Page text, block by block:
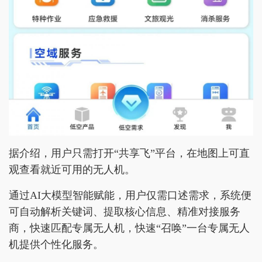
据介绍，用户只需打开“共享飞”平台，在地图上可直
观查看就近可用的无人机。
通过AI大模型智能赋能，用户仅需口述需求，系统便
可自动解析关键词、提取核心信息、精准对接服务
商，快速匹配专属无人机，快速“召唤”一台专属无人
机提供个性化服务。